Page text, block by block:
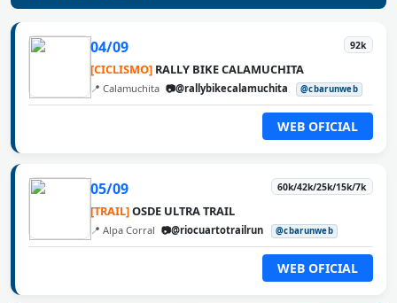
04/09 92k
[CICLISMO] RALLY BIKE CALAMUCHITA
📍 Calamuchita 📷@rallybikecalamuchita @cbarunweb
WEB OFICIAL
05/09 60k/42k/25k/15k/7k
[TRAIL]OSDE ULTRA TRAIL
📍 Alpa Corral 📷@riocuartotrailrun @cbarunweb
WEB OFICIAL